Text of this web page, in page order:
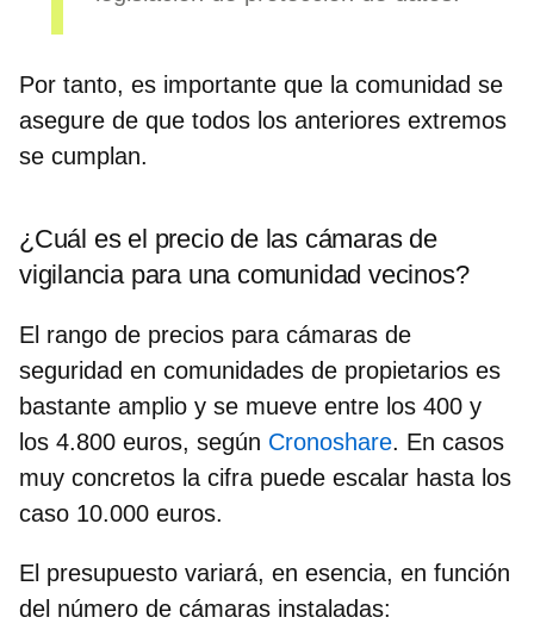
Por tanto, es importante que la comunidad se
asegure de que todos los anteriores extremos
se cumplan.
¿Cuál es el precio de las cámaras de
vigilancia para una comunidad vecinos?
El rango de precios para cámaras de
seguridad en comunidades de propietarios es
bastante amplio y se mueve entre los 400 y
los 4.800 euros, según Cronoshare. En casos
muy concretos la cifra puede escalar hasta los
caso 10.000 euros.
El presupuesto variará, en esencia, en función
del número de cámaras instaladas: